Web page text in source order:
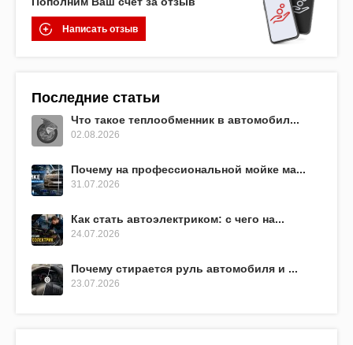
Написать отзыв
Последние статьи
Что такое теплообменник в автомобил...
02.08.2026
Почему на профессиональной мойке ма...
31.07.2026
Как стать автоэлектриком: с чего на...
24.07.2026
Почему стирается руль автомобиля и ...
23.07.2026